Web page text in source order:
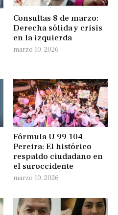
Consultas 8 de marzo:
Derecha sólida y crisis
en la izquierda
marzo 10, 2026
Fórmula U 99 104
Pereira: El histórico
respaldo ciudadano en
el suroccidente
marzo 10, 2026